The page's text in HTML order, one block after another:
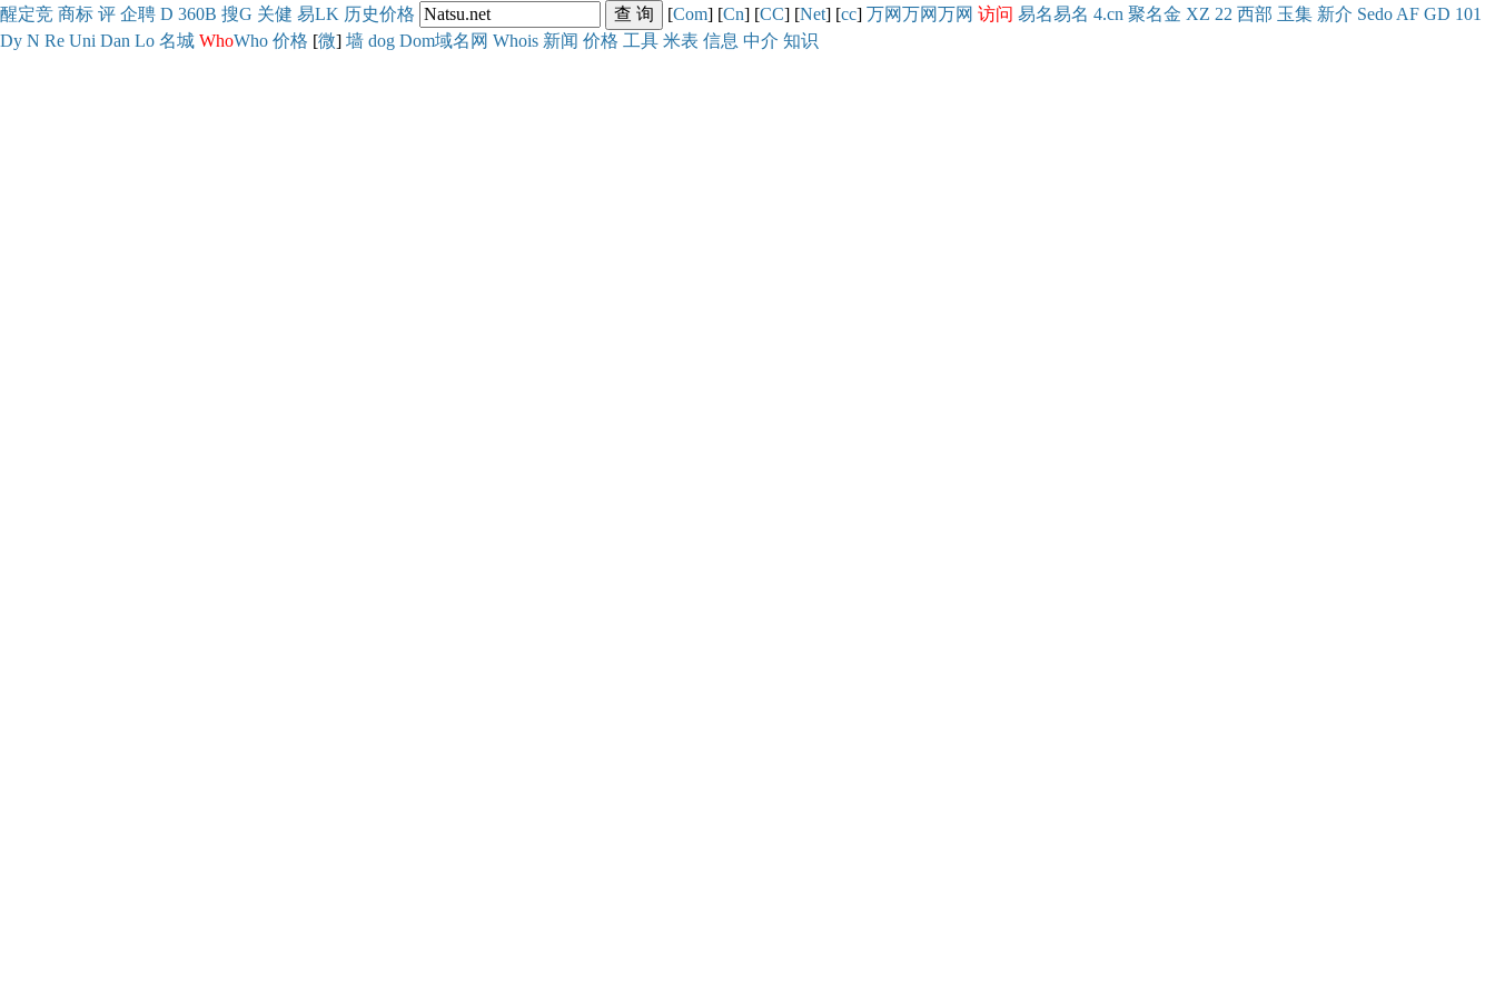
醒定竞 商标 评 企聘 D 360B 搜G 关健 易LK 历史价格 [Com] [Cn] [CC] [Net] [cc] 万网万网万网 访问 易名易名 4.cn 聚名金 XZ 22 西部 玉集 新介 Sedo AF GD 101
Dy N Re Uni Dan Lo 名城 WhoWho 价格 [微] 墙 dog Dom域名网 Whois 新闻 价格 工具 米表 信息 中介 知识